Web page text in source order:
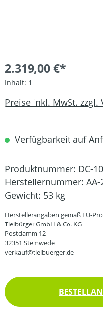
2.319,00 €*
Inhalt: 1
Preise inkl. MwSt. zzgl.
Verfügbarkeit auf
Produktnummer: DC-
Herstellernummer: AA-
Gewicht: 53 kg
Herstellerangaben gemäß EU-
Tielbürger GmbH & Co. KG
Postdamm 12
32351 Stemwede
verkauf@tielbuerger.de